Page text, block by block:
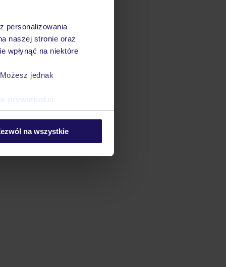
personalizowania
naszej stronie oraz
wpłynąć na niektóre
jednak
prywatności
na wszystkie